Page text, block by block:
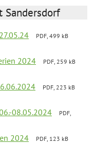
Sandersdorf
PDF, 499 kB
2024
PDF, 259 kB
PDF, 223 kB
08.05.2024
PDF,
2024
PDF, 123 kB